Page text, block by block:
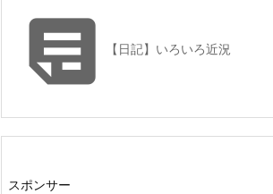
 【日記】いろいろ近況
スポンサー